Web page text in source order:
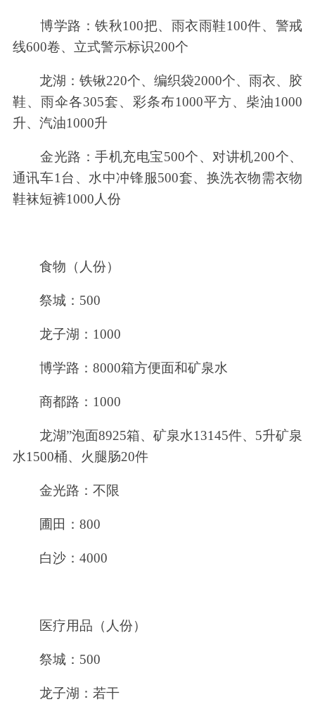
博学路：铁秋100把、雨衣雨鞋100件、警戒
线600卷、立式警示标识200个
龙湖：铁锹220个、编织袋2000个、雨衣、胶
鞋、雨伞各305套、彩条布1000平方、柴油1000
升、汽油1000升
金光路：手机充电宝500个、对讲机200个、
通讯车1台、水中冲锋服500套、换洗衣物需衣物
鞋袜短裤1000人份
食物（人份）
祭城：500
龙子湖：1000
博学路：8000箱方便面和矿泉水
商都路：1000
龙湖”泡面8925箱、矿泉水13145件、5升矿泉
水1500桶、火腿肠20件
金光路：不限
圃田：800
白沙：4000
医疗用品（人份）
祭城：500
龙子湖：若干